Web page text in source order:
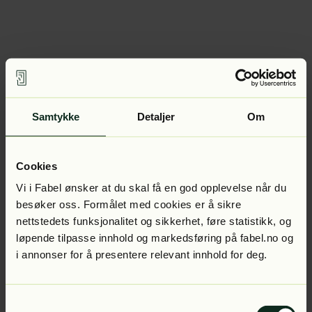
Samtykke Detaljer Om
Cookies
Vi i Fabel ønsker at du skal få en god opplevelse når du
besøker oss. Formålet med cookies er å sikre
nettstedets funksjonalitet og sikkerhet, føre statistikk, og
løpende tilpasse innhold og markedsføring på fabel.no og
i annonser for å presentere relevant innhold for deg.